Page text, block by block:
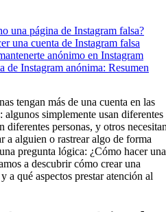
una página de Instagram falsa?
una cuenta de Instagram falsa
anónimo en Instagram
de Instagram anónima: Resumen
tengan más de una cuenta en las
algunos simplemente usan diferentes
diferentes personas, y otros
a alguien o rastrear algo de forma
pregunta lógica: ¿Cómo hacer una
a descubrir cómo crear una
a qué aspectos prestar atención al